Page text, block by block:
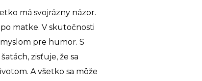
má svojrázny názor.
matke. V skutočnosti
pre humor. S
zisťuje, že sa
A všetko sa môže